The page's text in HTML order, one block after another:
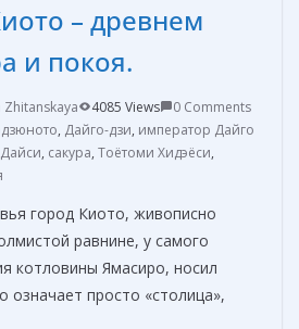
– древнем
и покоя.
Zhitanskaya 4085 Views
0 Comments
, Дайго-дзи, император Дайго
, сакура, Тоётоми Хидэёси,
город Киото, живописно
равнине, у самого
котловины Ямасиро, носил
означает просто «столица»,